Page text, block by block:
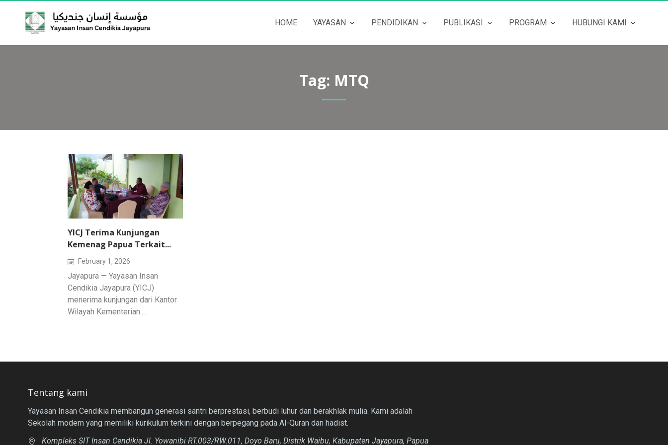
HOME YAYASAN PENDIDIKAN PUBLIKASI PROGRAM HUBUNGI KAMI
Tag: MTQ
YICJ Terima Kunjungan
Kemenag Papua Terkait...
February 1, 2026
Jayapura — Yayasan Insan
Cendikia Jayapura (YICJ)
menerima kunjungan dari Kantor
Wilayah Kementerian....
Tentang kami
Yayasan Insan Cendikia membangun generasi santri berprestasi, berbudi luhur dan berakhlak mulia. Kami adalah
Sekolah modern yang memiliki kurikulum terkini dengan berpegang pada Al-Quran dan hadist.
Kompleks SIT Insan Cendikia Jl. Yowanibi RT.003/RW.011, Doyo Baru, Distrik Waibu, Kabupaten Jayapura, Papua